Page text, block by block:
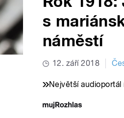
s
náměstí
12. září 2018
Největší